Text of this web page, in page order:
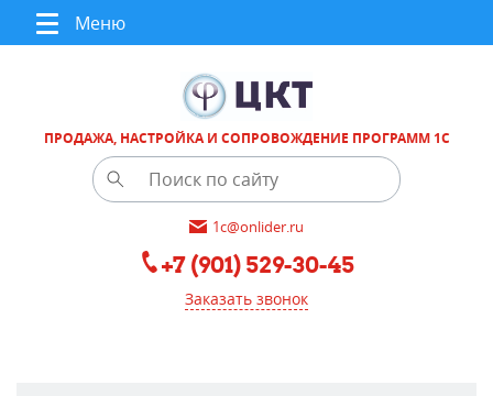
Меню
ПРОДАЖА, НАСТРОЙКА И СОПРОВОЖДЕНИЕ ПРОГРАММ 1С
1c@onlider.ru
+7 (901) 529-30-45
Заказать звонок